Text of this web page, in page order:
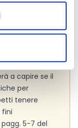
febbraio un
a tutti gli
tutti i dettagli
La
a capire se il
per
tenere
fini
5-7 del